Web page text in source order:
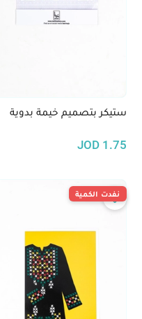
ستيكر بتصميم خيمة بدوية
1.75
JOD
نفدت الكمية